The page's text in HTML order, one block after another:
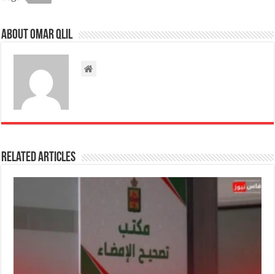
About omar qlil
Related Articles